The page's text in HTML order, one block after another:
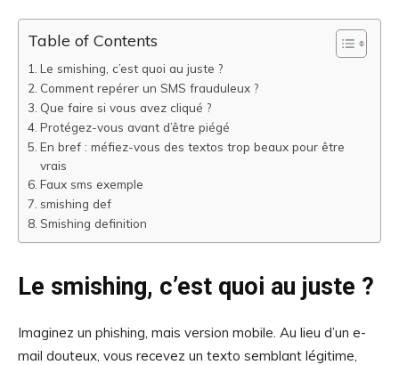
Table of Contents
Le smishing, c’est quoi au juste ?
Comment repérer un SMS frauduleux ?
Que faire si vous avez cliqué ?
Protégez-vous avant d’être piégé
En bref : méfiez-vous des textos trop beaux pour être
vrais
Faux sms exemple
smishing def
Smishing definition
Le smishing, c’est quoi au juste ?
Imaginez un phishing, mais version mobile. Au lieu d’un e-
mail douteux, vous recevez un texto semblant légitime,